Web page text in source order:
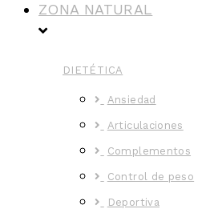
ZONA NATURAL
DIETÉTICA
Ansiedad
Articulaciones
Complementos
Control de peso
Deportiva